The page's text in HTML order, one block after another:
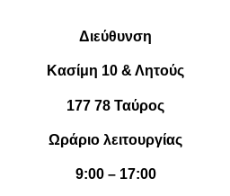
Διεύθυνση
Κασίμη 10 & Λητούς
177 78 Ταύρος
Ωράριο λειτουργίας
9:00 – 17:00